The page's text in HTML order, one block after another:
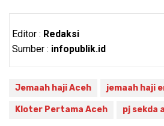
Editor : Redaksi
Sumber : infopublik.id
Jemaah haji Aceh jemaah haji
Kloter Pertama Aceh pj sekda